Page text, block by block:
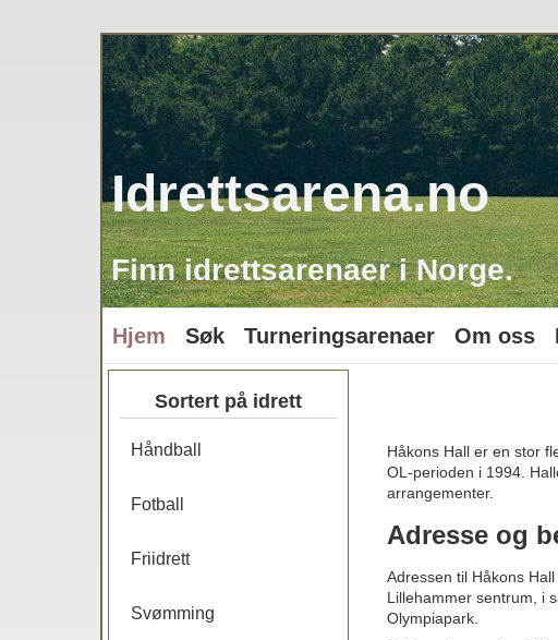
Idrettsarena.no
Finn idrettsarenaer i Norge.
Hjem Søk Turneringsarenaer Om oss
Sortert på idrett
Håndball
Fotball
Friidrett
Svømming
Håkons Hall er en stor
OL-perioden i 1994.
arrangementer.
Adresse og
Adressen til Håkons
Lillehammer sentrum, i
Olympiapark.